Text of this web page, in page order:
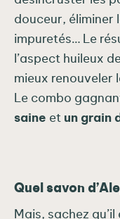
douceur, éliminer
impuretés… Le
l’aspect huileux
mieux renouveler
Le combo
saine et un grain
Quel savon
Mais, sachez